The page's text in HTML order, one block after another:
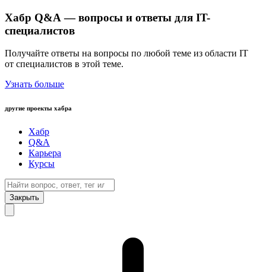
Хабр Q&A — вопросы и ответы для IT-
специалистов
Получайте ответы на вопросы по любой теме из области IT
от специалистов в этой теме.
Узнать больше
другие проекты хабра
Хабр
Q&A
Карьера
Курсы
Закрыть